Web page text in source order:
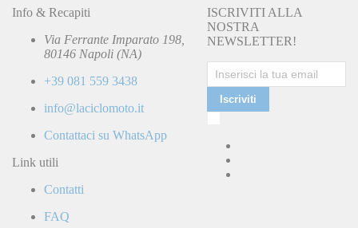
Info & Recapiti
Via Ferrante Imparato 198,
80146 Napoli (NA)
+39 081 559 3438
info@laciclomoto.it
Contattaci su WhatsApp
Link utili
Contatti
FAQ
ISCRIVITI ALLA
NOSTRA
NEWSLETTER!
Iscriviti
e
accetto
la